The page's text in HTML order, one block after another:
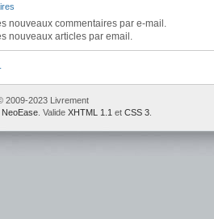
nouveaux commentaires par e-mail.
nouveaux articles par email.
2009-2023 Livrement
NeoEase . Valide XHTML 1.1 et CSS 3